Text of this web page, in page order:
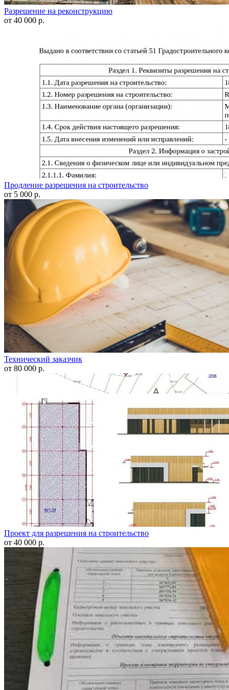
Разрешение на реконструкцию
от 40 000 р.
Продление разрешения на строительство
от 5 000 р.
Технический заказчик
от 80 000 р.
Проект для разрешения на строительство
от 40 000 р.